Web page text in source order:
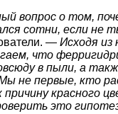
вопрос о том,
сотни, если не
— Исходя из
что
в пыли, а
не первые, кто
красного
это